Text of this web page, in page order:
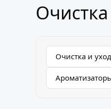
Очистка и